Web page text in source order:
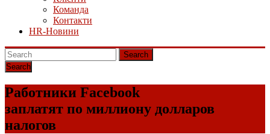
Команда
Контакти
HR-Новини
Search
Работники Facebook
заплатят по миллиону долларов
налогов